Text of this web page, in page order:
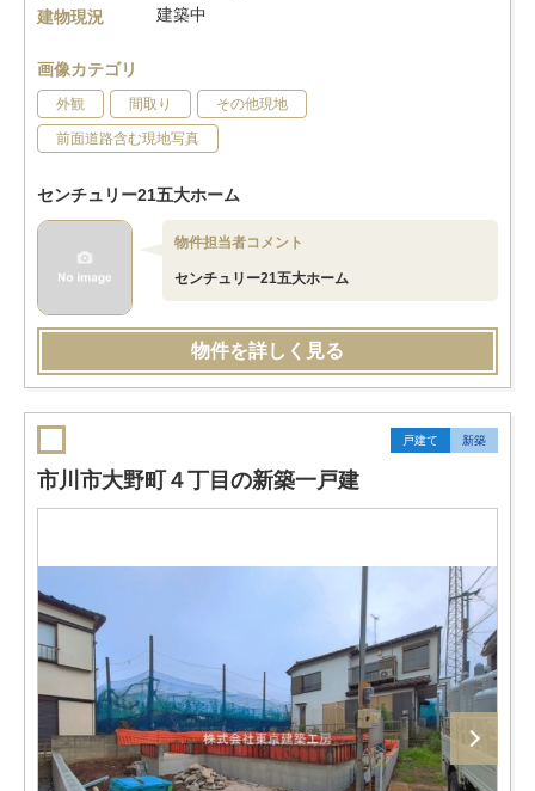
建物現況
建築中
画像カテゴリ
外観 間取り その他現地
前面道路含む現地写真
センチュリー21五大ホーム
物件担当者コメント
センチュリー21五大ホーム
物件を詳しく見る
戸建て 新築
市川市大野町４丁目の新築一戸建